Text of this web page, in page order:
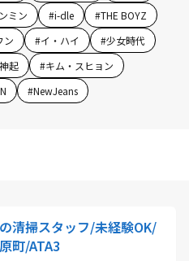
ミン #i-dle #THE BOYZ
ン #イ・ハイ #少女時代
起 #キム・スヒョン
#NewJeans
清掃スタッフ/未経験OK/
町/ATA3